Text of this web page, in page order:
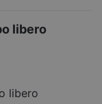
libero
libero